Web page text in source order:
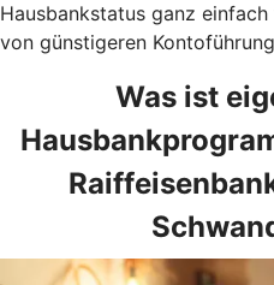
Hausbankstatus ganz
von günstigeren
Was ist